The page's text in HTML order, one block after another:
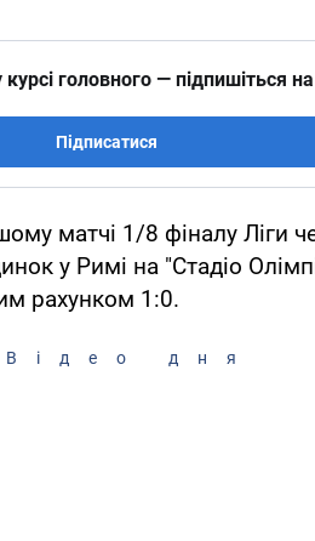
головного — підпишіться
Підписатися
матчі 1/8 фіналу Ліги
у Римі на "Стадіо
рахунком 1:0.
Відео дня